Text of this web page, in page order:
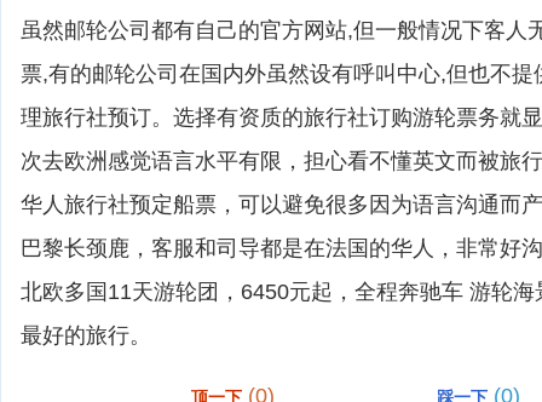
虽然邮轮公司都有自己的官方网站,但一般情况下客人
票,有的邮轮公司在国内外虽然设有呼叫中心,但也不
理旅行社预订。选择有资质的旅行社订购游轮票务就
次去欧洲感觉语言水平有限，担心看不懂英文而被旅
华人旅行社预定船票，可以避免很多因为语言沟通而
巴黎长颈鹿，客服和司导都是在法国的华人，非常好
北欧多国11天游轮团，6450元起，全程奔驰车 游轮
最好的旅行。
顶一下 (0) 踩一下 (0)